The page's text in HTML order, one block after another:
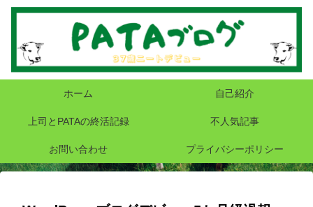
ホーム 自己紹介
上司とPATAの終活記録 不人気記事
お問い合わせ プライバシーポリシー